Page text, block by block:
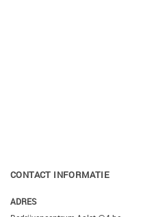
CONTACT INFORMATIE
ADRES